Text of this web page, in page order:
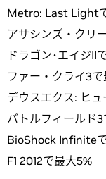
Metro: Last Light
アサシンズ・クリ
ドラゴン･エイジII
ファー・クライ3
デウスエクス: ヒ
バトルフィールド
BioShock Infinite
F1 2012で最大5%